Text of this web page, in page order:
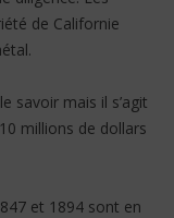
de Californie
savoir mais il s’agit
millions de dollars
et 1894 sont en